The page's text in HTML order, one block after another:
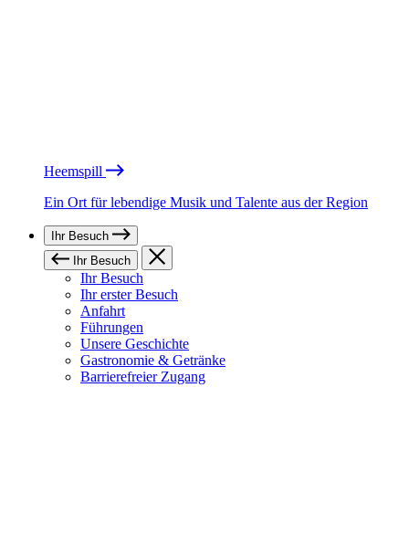
Heemspill
Ein Ort für lebendige Musik und Talente aus der Region
Ihr Besuch
Ihr Besuch
Ihr Besuch
Ihr erster Besuch
Anfahrt
Führungen
Unsere Geschichte
Gastronomie & Getränke
Barrierefreier Zugang